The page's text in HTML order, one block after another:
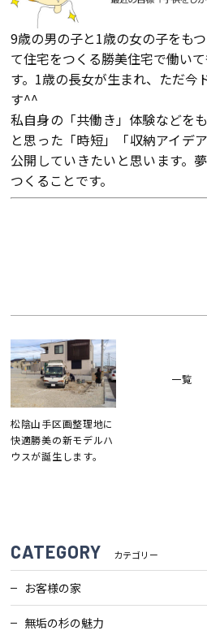
9歳の男の子と1歳の女の子をも
て住宅をつくる勝美住宅で働い
す。1歳の長女が生まれ、ただ今
す^^
私自身の「共働き」体験などを
と思った「時短」「収納アイデ
公開していきたいと思います。
つくることです。
松陰山手区画整理地に
快適勝美の新モデルハ
ウスが誕生します。
一覧
CATEGORY カテゴリー
お客様の家
無垢の杉の魅力